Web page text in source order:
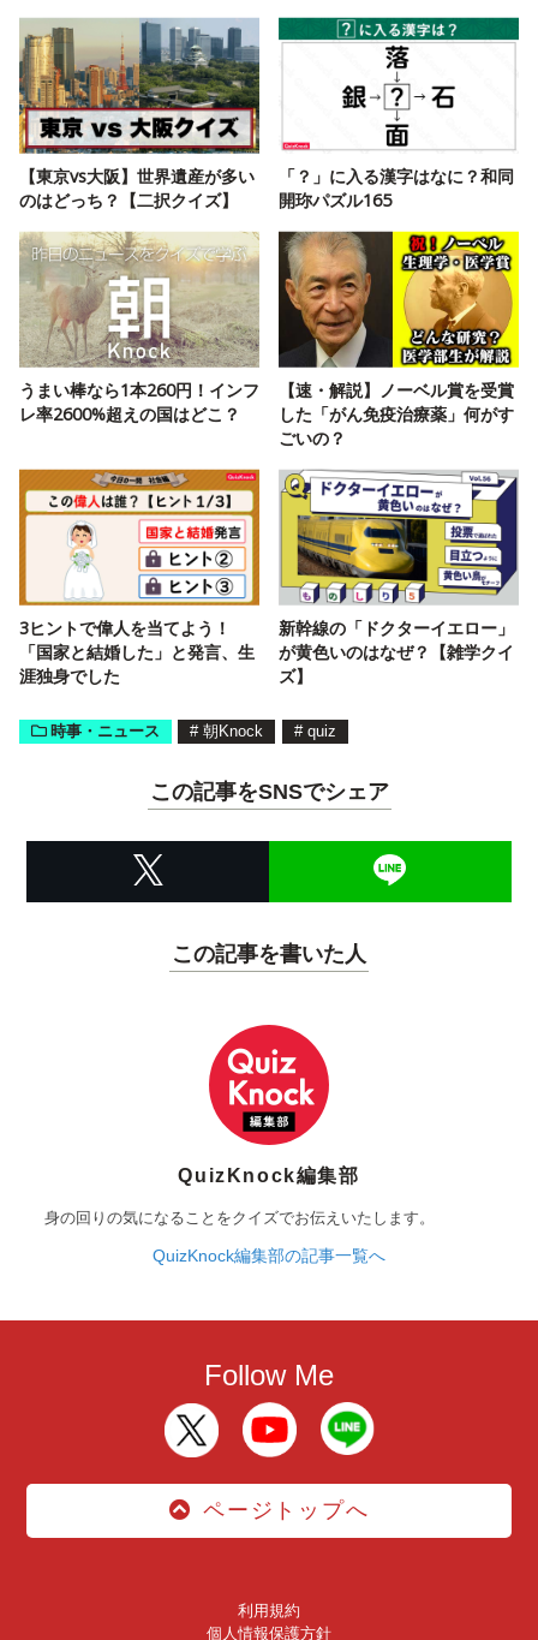
【東京vs大阪】世界遺産が多い
のはどっち？【二択クイズ】
「？」に入る漢字はなに？和同
開珎パズル165
うまい棒なら1本260円！インフ
レ率2600%超えの国はどこ？
【速・解説】ノーベル賞を受賞
した「がん免疫治療薬」何がす
ごいの？
3ヒントで偉人を当てよう！
「国家と結婚した」と発言、生
涯独身でした
新幹線の「ドクターイエロー」
が黄色いのはなぜ？【雑学クイ
ズ】
時事・ニュース # 朝Knock # quiz
この記事をSNSでシェア
この記事を書いた人
QuizKnock編集部
身の回りの気になることをクイズでお伝えいたします。
QuizKnock編集部の記事一覧へ
Follow Me
ページトップへ
利用規約
個人情報保護方針